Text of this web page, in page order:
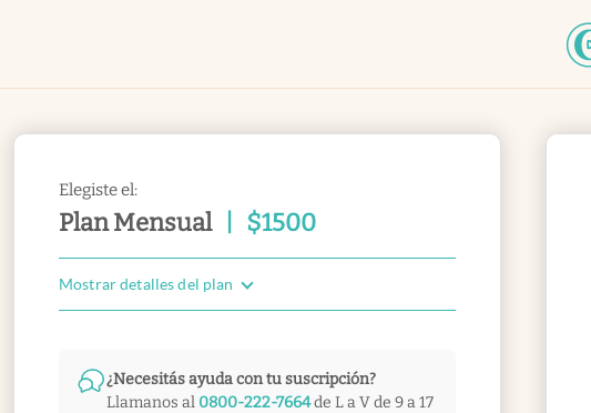
Elegiste el:
Plan Mensual $1500
Mostrar detalles del plan
¿Necesitás ayuda con tu suscripción?
Llamanos al 0800-222-7664de L a V de 9 a 17